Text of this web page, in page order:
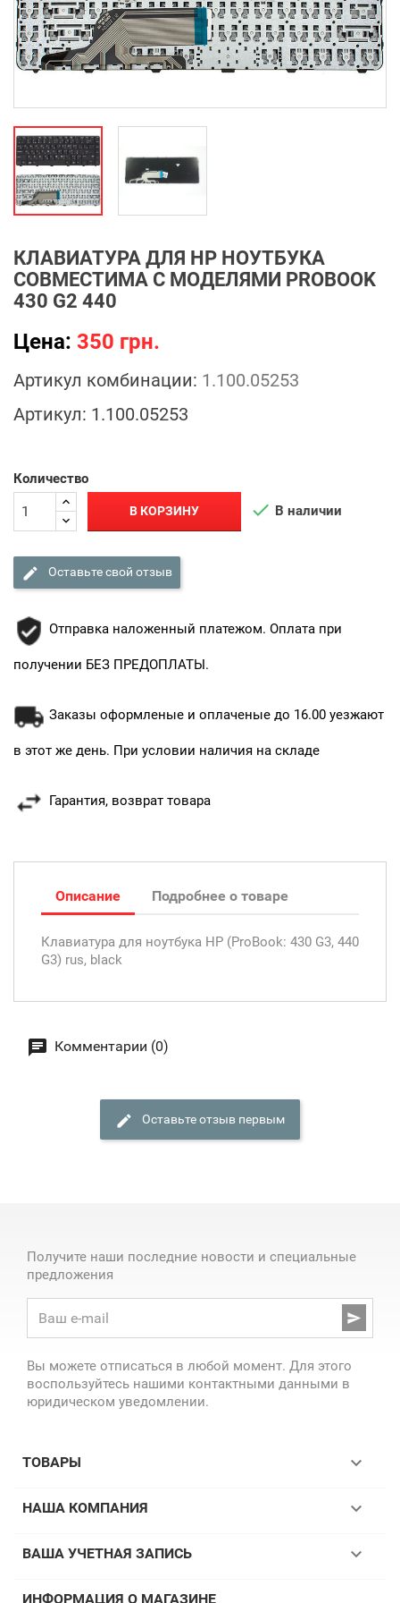
КЛАВИАТУРА ДЛЯ HP НОУТБУКА
СОВМЕСТИМА С МОДЕЛЯМИ PROBOOK
430 G2 440
Цена: 350 грн.
Артикул комбинации: 1.100.05253
Артикул: 1.100.05253
Количество
В КОРЗИНУ  В наличии
Оставьте свой отзыв
Отправка наложенный платежом. Оплата при
получении БЕЗ ПРЕДОПЛАТЫ.
Заказы оформленые и оплаченые до 16.00 уезжают
в этот же день. При условии наличия на складе
Гарантия, возврат товара
Описание Подробнее о товаре
Клавиатура для ноутбука HP (ProBook: 430 G3, 440
G3) rus, black
Комментарии (0)
Оставьте отзыв первым
Получите наши последние новости и специальные
предложения

Вы можете отписаться в любой момент. Для этого
воспользуйтесь нашими контактными данными в
юридическом уведомлении.
ТОВАРЫ 
НАША КОМПАНИЯ 
ВАША УЧЕТНАЯ ЗАПИСЬ 
ИНФОРМАЦИЯ О МАГАЗИНЕ